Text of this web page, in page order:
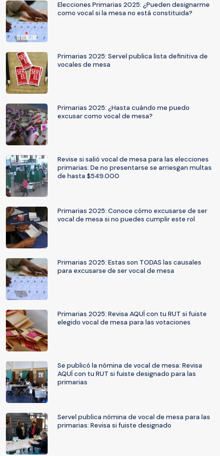
Elecciones Primarias 2025: ¿Pueden designarme
como vocal si la mesa no está constituida?
Primarias 2025: Servel publica lista definitiva de
vocales de mesa
Primarias 2025: ¿Hasta cuándo me puedo
excusar como vocal de mesa?
Revise si salió vocal de mesa para las elecciones
primarias: De no presentarse se arriesgan multas
de hasta $549.000
Primarias 2025: Conoce cómo excusarse de ser
vocal de mesa si no puedes cumplir este rol
Primarias 2025: Estas son TODAS las causales
para excusarse de ser vocal de mesa
Primarias 2025: Revisa AQUÍ con tu RUT si fuiste
elegido vocal de mesa para las votaciones
Se publicó la nómina de vocal de mesa: Revisa
AQUÍ con tu RUT si fuiste designado para las
primarias
Servel publica nómina de vocal de mesa para las
primarias: Revisa si fuiste designado